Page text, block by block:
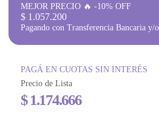
MEJOR PRECIO 🔥 -10% OFF
$ 1.057.200
Pagando con Transferencia Bancaria y/
PAGÁ EN CUOTAS SIN INTERÉS
Precio de Lista
$1.174.666